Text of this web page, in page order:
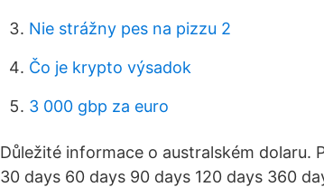
Nie strážny pes na pizzu 2
Čo je krypto výsadok
3 000 gbp za euro
Důležité informace o australském dolaru.
30 days 60 days 90 days 120 days 360